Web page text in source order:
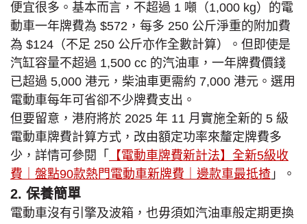
便宜很多。基本而言，不超過 1 噸（1,000 kg）的電
動車一年牌費為 $572，每多 250 公斤淨重的附加費
為 $124（不足 250 公斤亦作全數計算）。但即使是
汽缸容量不超過 1,500 cc 的汽油車，一年牌費價錢
已超過 5,000 港元，柴油車更需約 7,000 港元。選用
電動車每年可省卻不少牌費支出。
但要留意，港府將於 2025 年 11 月實施全新的 5 級
電動車牌費計算方式，改由額定功率來釐定牌費多
少，詳情可參閱「
【電動車牌費新計法】全新5級收
費｜盤點90款熱門電動車新牌費｜邊款車最抵揸 」。
2. 保養簡單
電動車沒有引擎及波箱，也毋須如汽油車般定期更換